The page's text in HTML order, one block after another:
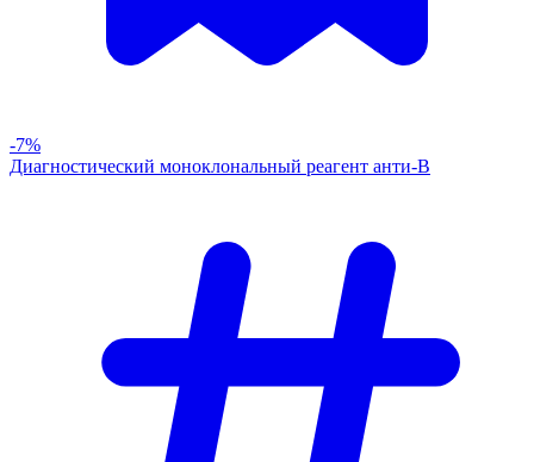
-7%
Диагностический моноклональный реагент анти-В